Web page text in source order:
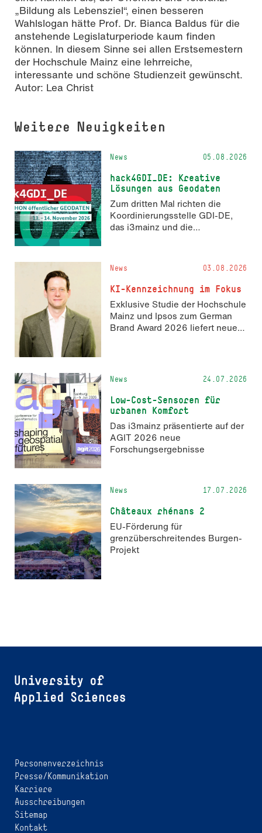
„Bildung als Lebensziel“, einen besseren
Wahlslogan hätte Prof. Dr. Bianca Baldus für die
anstehende Legislaturperiode kaum finden
können. In diesem Sinne sei allen Erstsemestern
der Hochschule Mainz eine lehrreiche,
interessante und schöne Studienzeit gewünscht.
Autor: Lea Christ
Weitere Neuigkeiten
News 05.08.2026
hack4GDI_DE: Kreative
Lösungen aus Geodaten
Zum dritten Mal richten die
Koordinierungsstelle GDI-DE,
das i3mainz und die
und 14. November 2026 den
Hackathon hack4GDI_DE an der
Hochschule Mainz aus. Die
Anmeldung ist geöffnet und bis
zum 2. Oktober 2026 möglich.
News 03.08.2026
KI-Kennzeichnung im Fokus
Exklusive Studie der Hochschule
Mainz und Ipsos zum German
Brand Award 2026 liefert neue
News 24.07.2026
Low-Cost-Sensoren für
urbanen Komfort
Das i3mainz präsentierte auf der
AGIT 2026 neue
Forschungsergebnisse
News 17.07.2026
Châteaux rhénans 2
EU-Förderung für
grenzüberschreitendes Burgen-
Projekt
Personenverzeichnis
Presse/Kommunikation
Karriere
Ausschreibungen
Sitemap
Kontakt